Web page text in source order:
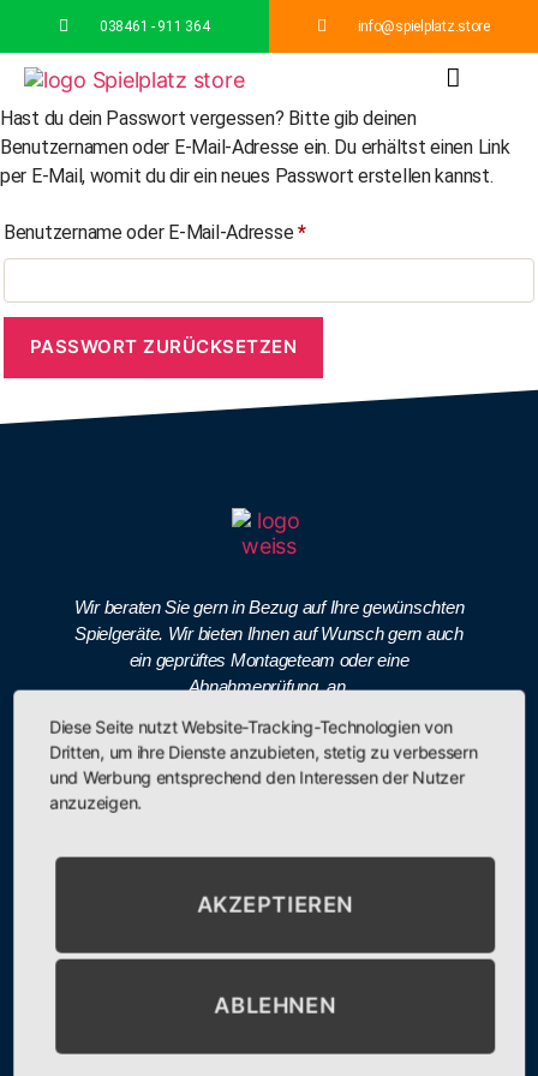
038461 - 911 364 info@spielplatz.store
Hast du dein Passwort vergessen? Bitte gib deinen
Benutzernamen oder E-Mail-Adresse ein. Du erhältst einen Link
per E-Mail, womit du dir ein neues Passwort erstellen kannst.
Benutzername oder E-Mail-Adresse*
PASSWORT ZURÜCKSETZEN
Wir beraten Sie gern in Bezug auf Ihre gewünschten
Spielgeräte. Wir bieten Ihnen auf Wunsch gern auch
ein geprüftes Montageteam oder eine
Abnahmeprüfung, an.
038461 - 911 364
Diese Seite nutzt Website-Tracking-Technologien von
Dritten, um ihre Dienste anzubieten, stetig zu verbessern
und Werbung entsprechend den Interessen der Nutzer
anzuzeigen.
AKZEPTIEREN
ABLEHNEN